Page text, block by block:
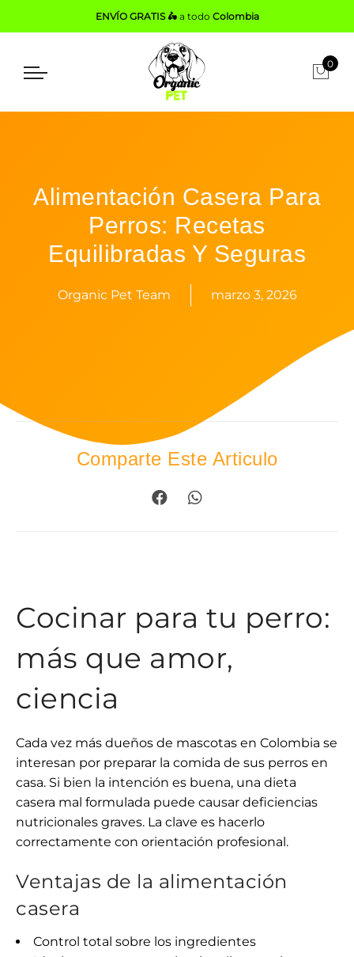
ENVÍO GRATIS 🛵a todo Colombia
0
Alimentación Casera Para
Perros: Recetas
Equilibradas Y Seguras
Organic Pet Team marzo 3, 2026
Comparte Este Articulo
Cocinar para tu perro:
más que amor,
ciencia
Cada vez más dueños de mascotas en Colombia se
interesan por preparar la comida de sus perros en
casa. Si bien la intención es buena, una dieta
casera mal formulada puede causar deficiencias
nutricionales graves. La clave es hacerlo
correctamente con orientación profesional.
Ventajas de la alimentación
casera
Control total sobre los ingredientes